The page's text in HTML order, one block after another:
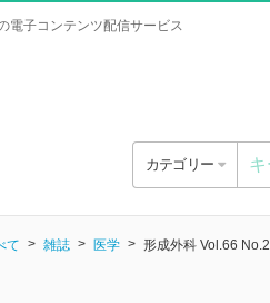
電子コンテンツ配信サービス
カテゴリー
て 雑誌 医学 形成外科 Vol.66 No.2